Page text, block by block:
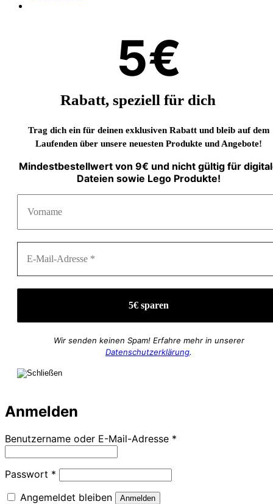
5€
Rabatt, speziell für dich
Trag dich ein für deinen exklusiven Rabatt und bleib auf dem
Laufenden über unsere neuesten Produkte und Angebote!
Mindestbestellwert von 9€ und nicht gültig für
Dateien sowie Lego Produkte!
Wir senden keinen Spam! Erfahre mehr in unserer
Datenschutzerklärung.
Anmelden
Benutzername oder E-Mail-Adresse *
Passwort * Erforderlich
Angemeldet bleiben
Anmelden